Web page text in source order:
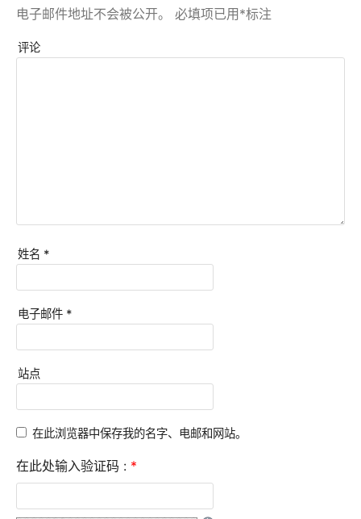
电子邮件地址不会被公开。 必填项已用 *标注
评论
姓名 *
电子邮件 *
站点
在此浏览器中保存我的名字、电邮和网站。
在此处输入验证码 : *